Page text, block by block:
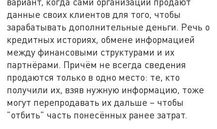
данные своих клиентов для того, чтобы
зарабатывать дополнительные деньги. Речь о
кредитных историях, обмене информацией
между финансовыми структурами и их
партнёрами. Причём не всегда сведения
продаются только в одно место: те, кто
получили их, взяв нужную информацию, тоже
могут перепродавать их дальше – чтобы
"отбить" часть понесённых ранее затрат.